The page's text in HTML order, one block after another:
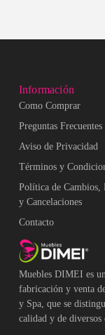
Muebles DIMEI es
fabricación y venta
y Spa, que se
calidad y de diversos
Información
Como Comprar
Preguntas Frecuentes
Aviso de Privacidad
Términos y
Política de Cambios,
y Cancelaciones
Contacto